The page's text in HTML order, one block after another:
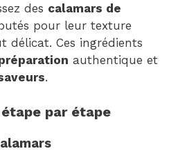
des calamars de
pour leur texture
délicat. Ces ingrédients
authentique et
.
par étape